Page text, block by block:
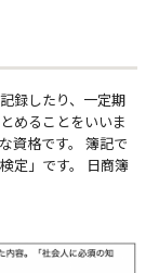
録したり、一定期
めることをいいま
資格です。 簿記で
定」です。 日商簿